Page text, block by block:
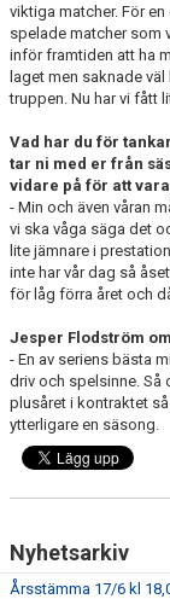
viktiga matcher. För
spelade matcher som
inför framtiden att ha
laget men saknade
truppen. Nu har vi fått
Vad har du för
tar ni med er från
vidare på för att
- Min och även våran
vi ska våga säga det
lite jämnare i
inte har vår dag så
för låg förra året och
Jesper Flodström
- En av seriens bästa
driv och spelsinne. Så
plusåret i kontraktet
ytterligare en säsong.
Nyhetsarkiv
Årsstämma 17/6 kl